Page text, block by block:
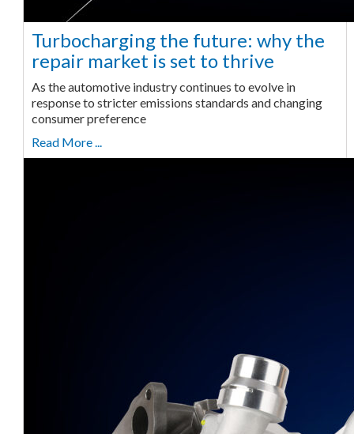
Turbocharging the future: why the
repair market is set to thrive
As the automotive industry continues to evolve in
response to stricter emissions standards and changing
consumer preference
Read More ...